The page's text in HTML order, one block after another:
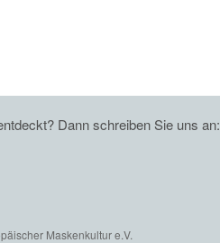
Dann schreiben Sie uns an:
Maskenkultur e.V.